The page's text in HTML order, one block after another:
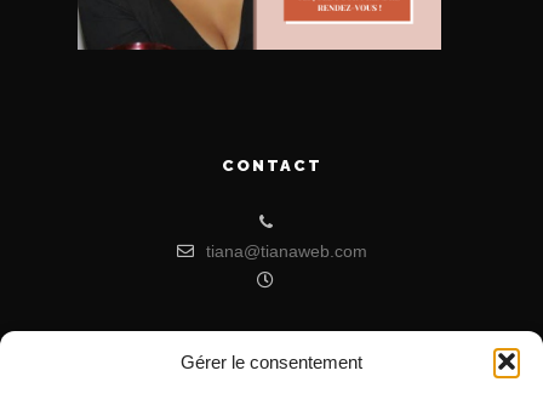
Gérer le consentement
CONTACT
tiana@tianaweb.com